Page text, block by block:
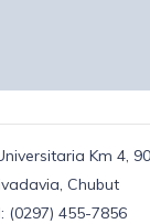
Km 4,
Chubut
(0297) 455-7856